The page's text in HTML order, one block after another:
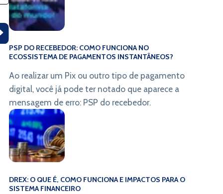
PSP DO RECEBEDOR: COMO FUNCIONA NO
ECOSSISTEMA DE PAGAMENTOS INSTANTÂNEOS?
Ao realizar um Pix ou outro tipo de pagamento
digital, você já pode ter notado que aparece a
mensagem de erro: PSP do recebedor.
DREX: O QUE É, COMO FUNCIONA E IMPACTOS PARA O
SISTEMA FINANCEIRO